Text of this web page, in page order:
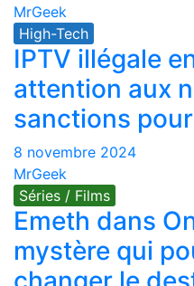
MrGeek
High-Tech
IPTV illégale
attention aux
sanctions
8 novembre 2024
MrGeek
Séries / Films
Emeth dans
mystère qui